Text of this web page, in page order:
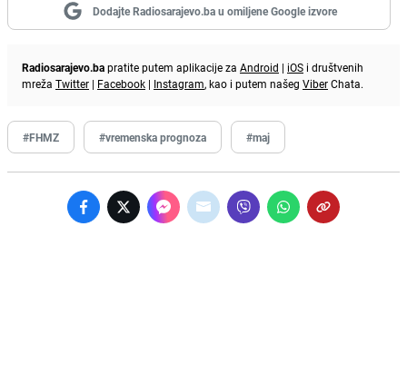
Dodajte Radiosarajevo.ba u omiljene Google izvore
Radiosarajevo.bapratite putem aplikacije za Android | iOS i društvenih
mreža Twitter | Facebook | Instagram, kao i putem našeg ViberChata.
#FHMZ #vremenska prognoza #maj